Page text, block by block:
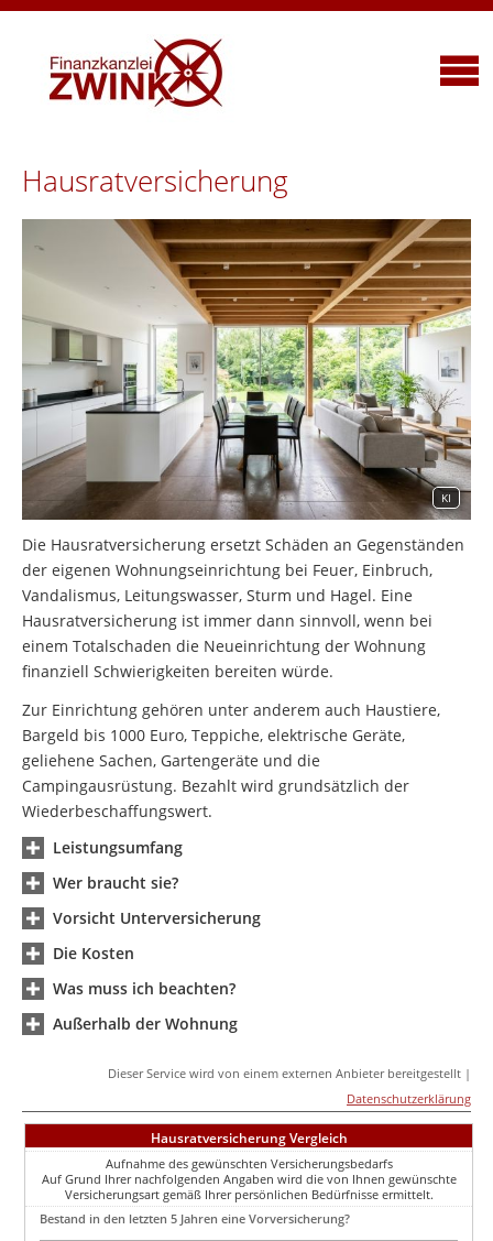
Hausratversicherung
KI
Die Hausratversicherung ersetzt Schäden an Gegenständen
der eigenen Wohnungseinrichtung bei Feuer, Einbruch,
Vandalismus, Leitungswasser, Sturm und Hagel. Eine
Hausratversicherung ist immer dann sinnvoll, wenn bei
einem Totalschaden die Neueinrichtung der Wohnung
finanziell Schwierigkeiten bereiten würde.
Zur Einrichtung gehören unter anderem auch Haustiere,
Bargeld bis 1000 Euro, Teppiche, elektrische Geräte,
geliehene Sachen, Gartengeräte und die
Campingausrüstung. Bezahlt wird grundsätzlich der
Wiederbeschaffungswert.
Leistungsumfang
Wer braucht sie?
Vorsicht Unterversicherung
Die Kosten
Was muss ich beachten?
Außerhalb der Wohnung
Dieser Service wird von einem externen Anbieter bereitgestellt |
Datenschutzerklärung
Hausratversicherung Vergleich
Aufnahme des gewünschten Versicherungsbedarfs
Auf Grund Ihrer nachfolgenden Angaben wird die von Ihnen gewünschte
Versicherungsart gemäß Ihrer persönlichen Bedürfnisse ermittelt.
Bestand in den letzten 5 Jahren eine Vorversicherung?